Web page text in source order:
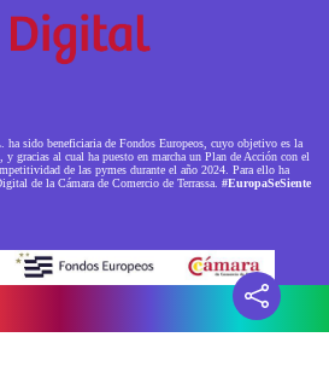
sido beneficiaria de Fondos Europeos, cuyo objetivo es la
gracias al cual ha puesto en marcha un Plan de Acción con el
de las pymes durante el año 2024. Para ello ha
de la Cámara de Comercio de Terrassa. #EuropaSeSiente